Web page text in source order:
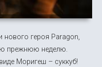
нового героя Paragon,
прежнюю неделю.
Моригеш – суккуб!